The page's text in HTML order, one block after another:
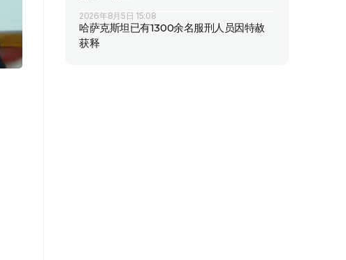
2026年8月5日 15:08
哈萨克斯坦已有1300余名服刑人员因特赦
获释